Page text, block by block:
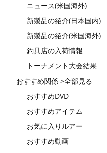
ニュース(米国海外)
新製品の紹介(日本国内)
新製品の紹介(米国海外)
釣具店の入荷情報
トーナメント大会結果
おすすめ関係 >全部見る
おすすめDVD
おすすめアイテム
お気に入りルアー
おすすめ動画